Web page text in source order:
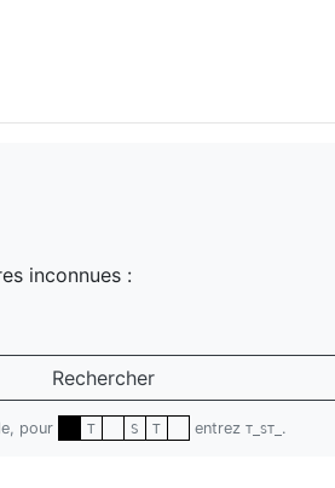
inconnues :
Rechercher
pour T S T entrez T_ST_ .